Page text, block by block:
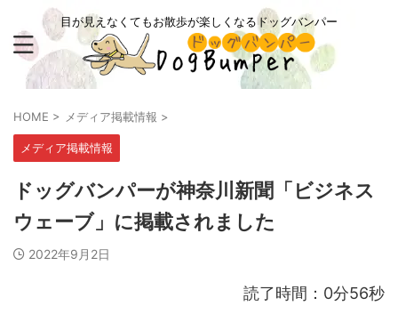
目が見えなくてもお散歩が楽しくなるドッグバンパー
HOME > メディア掲載情報 >
メディア掲載情報
ドッグバンパーが神奈川新聞「ビジネス
ウェーブ」に掲載されました
2022年9月2日
読了時間：0分56秒